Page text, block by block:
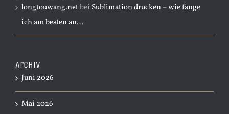
longtouwang.netbei Sublimation drucken – wie fange
ich am besten an…
Archiv
Juni 2026
Mai 2026